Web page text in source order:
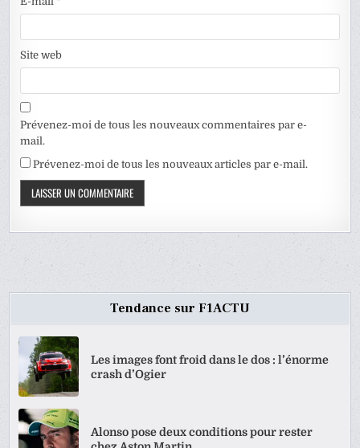
Site web
Prévenez-moi de tous les nouveaux commentaires par e-
mail.
Prévenez-moi de tous les nouveaux articles par e-mail.
Tendance sur F1ACTU
Les images font froid dans le dos : l’énorme
crash d’Ogier
Alonso pose deux conditions pour rester